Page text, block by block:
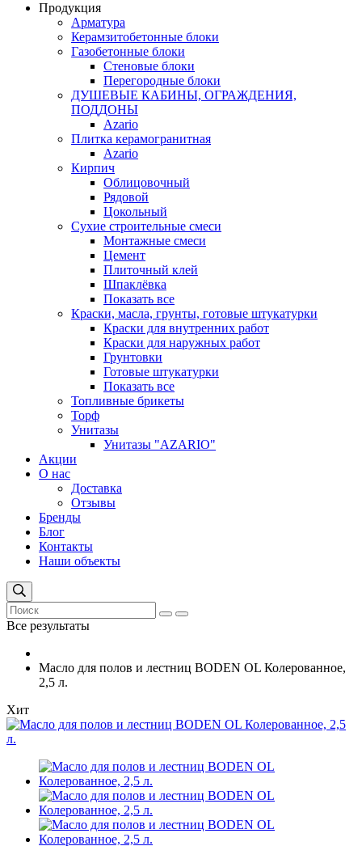
Продукция
Арматура
Керамзитобетонные блоки
Газобетонные блоки
Стеновые блоки
Перегородные блоки
ДУШЕВЫЕ КАБИНЫ, ОГРАЖДЕНИЯ,
ПОДДОНЫ
Azario
Плитка керамогранитная
Azario
Кирпич
Облицовочный
Рядовой
Цокольный
Сухие строительные смеси
Монтажные смеси
Цемент
Плиточный клей
Шпаклёвка
Показать все
Краски, масла, грунты, готовые штукатурки
Краски для внутренних работ
Краски для наружных работ
Грунтовки
Готовые штукатурки
Показать все
Топливные брикеты
Торф
Унитазы
Унитазы "AZARIO"
Акции
О нас
Доставка
Отзывы
Бренды
Блог
Контакты
Наши объекты
Все результаты
Масло для полов и лестниц BODEN OL Колерованное,
2,5 л.
Хит